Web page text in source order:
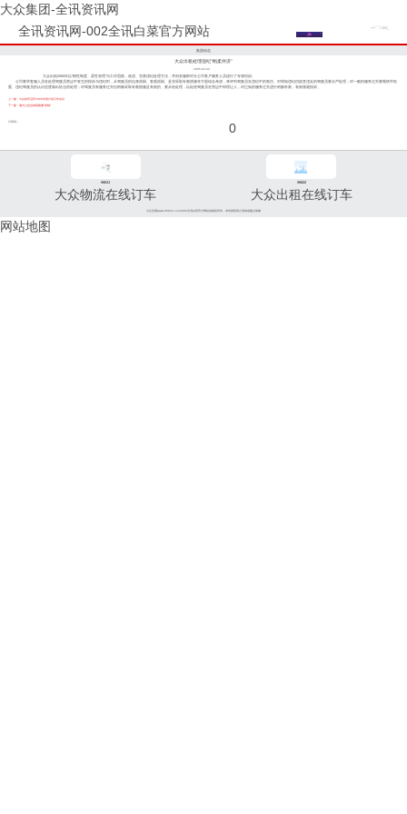
大众集团-全讯资讯网
全讯资讯网-002全讯白菜官方网站
集团动态
大众出租处理违纪“刚柔并济”
2005-02-04
大众出租2005年以“刚性制度、柔性管理”为工作思路，改进、完善违纪处理方法，并由安服部对分公司客户服务人员进行了专项培训。
公司要求客服人员在处理驾驶员营运中发生的投诉与违纪时，从驾驶员的自身原因、客观原因、是否采取补救措施等方面综合考虑，来评判驾驶员在违纪中的责任。对明知违纪仍故意违反的驾驶员要从严处理；对一般的服务过失要视情节轻
重、违纪驾驶员的认识态度做出恰当的处理；对驾驶员有服务过失但积极采取补救措施且有效的，要从轻处理，以促使驾驶员在营运中得理让人，对已知的服务过失进行积极补救，有效规避投诉。
上一篇：大众租车召开2005年度计划工作会议
下一篇：浦大公交总体思路重“控制”
分享到： 0
96811
大众物流在线订车
96822
大众出租在线订车
大众交通(www.96822.com)002全讯白菜官方网站的版权所有，未经授权禁止复制或建立镜像
网站地图